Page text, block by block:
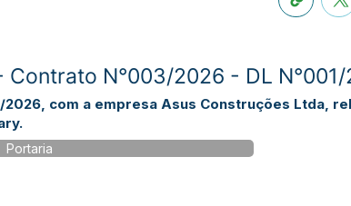
N°003/2026 - DL
com a empresa Asus Construções Ltda,
Portaria